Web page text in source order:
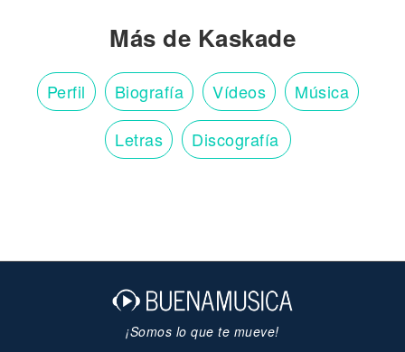
Más de Kaskade
Perfil Biografía Vídeos Música
Letras Discografía
¡Somos lo que te mueve!